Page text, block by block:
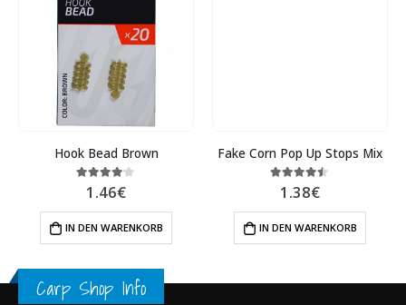
Hook Bead Brown
4.00 out of 5
1.46€
IN DEN WARENKORB
Fake Corn Pop Up Stops Mix
4.38out of 5
1.38€
IN DEN WARENKORB
Carp Shop Info